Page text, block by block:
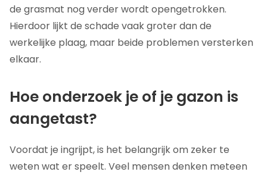
de grasmat nog verder wordt opengetrokken.
Hierdoor lijkt de schade vaak groter dan de
werkelijke plaag, maar beide problemen versterken
elkaar.
Hoe onderzoek je of je gazon is
aangetast?
Voordat je ingrijpt, is het belangrijk om zeker te
weten wat er speelt. Veel mensen denken meteen